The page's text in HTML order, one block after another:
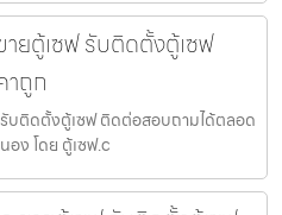
ายตู้เซฟ รับติดตั้งตู้เซฟ
ถูก
รับติดตั้งตู้เซฟ ติดต่อสอบถามได้ตลอด
อง โดย ตู้เซฟ.c